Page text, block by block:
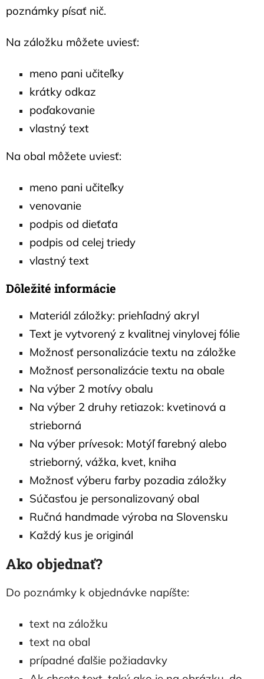
poznámky písať nič.
Na záložku môžete uviesť:
meno pani učiteľky
krátky odkaz
poďakovanie
vlastný text
Na obal môžete uviesť:
meno pani učiteľky
venovanie
podpis od dieťaťa
podpis od celej triedy
vlastný text
Dôležité informácie
Materiál záložky: priehľadný akryl
Text je vytvorený z kvalitnej vinylovej fólie
Možnosť personalizácie textu na záložke
Možnosť personalizácie textu na obale
Na výber 2 motívy obalu
Na výber 2 druhy retiazok: kvetinová a
strieborná
Na výber prívesok: Motýľ farebný alebo
strieborný, vážka, kvet, kniha
Možnosť výberu farby pozadia záložky
Súčasťou je personalizovaný obal
Ručná handmade výroba na Slovensku
Každý kus je originál
Ako objednať?
Do poznámky k objednávke napíšte:
text na záložku
text na obal
prípadné ďalšie požiadavky